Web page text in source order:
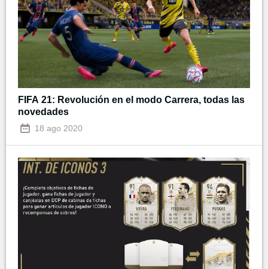
FIFA 21: Revolución en el modo Carrera, todas las
novedades
18 ago 2020